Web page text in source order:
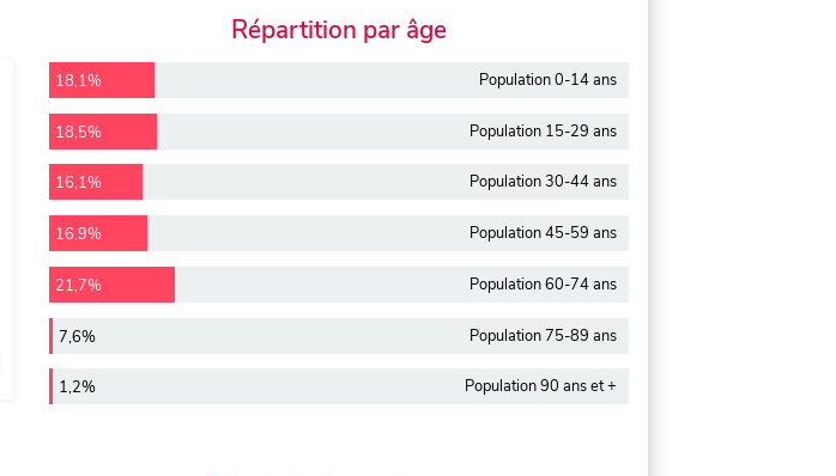
Répartition par âge
18,1% Population 0-14 ans
18,5% Population 15-29 ans
16,1% Population 30-44 ans
16,9% Population 45-59 ans
21,7% Population 60-74 ans
7,6% Population 75-89 ans
1,2% Population 90 ans et +